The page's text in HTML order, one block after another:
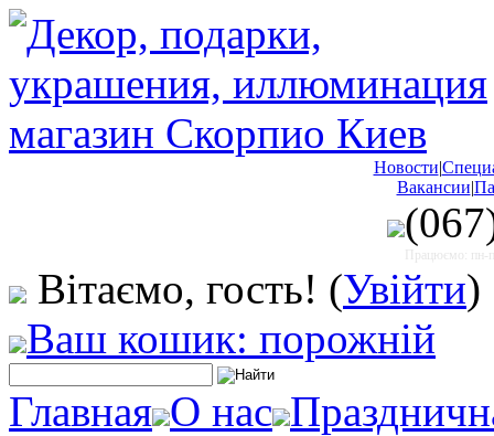
Новости|
Вакансии|
Працюємо: пн-
Вітаємо, гость! (Увійти)
Ваш кошик: порожній
Главная О нас